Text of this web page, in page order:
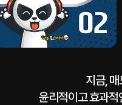
지금,
윤리적이고 효과